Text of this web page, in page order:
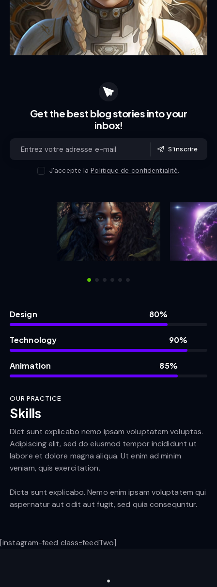
Get the best blog stories into your
inbox!
S'inscrire
J'accepte laPolitique de confidentialité.
Design 80%
Technology 90%
Animation 85%
OUR PRACTICE
Skills
Dict sunt explicabo nemo ipsam voluptatem voluptas.
Adipiscing elit, sed do eiusmod tempor incididunt ut
labore et dolore magna aliqua. Ut enim ad minim
veniam, quis exercitation.
Dicta sunt explicabo. Nemo enim ipsam voluptatem qui
aspernatur aut odit aut fugit, sed quia consequntur.
[instagram-feed class=feedTwo]